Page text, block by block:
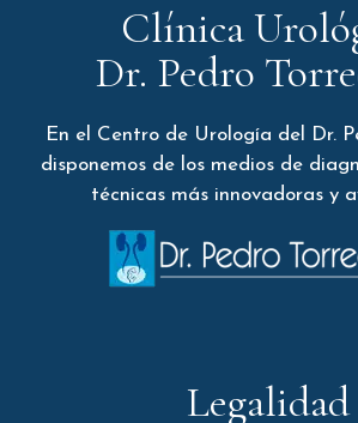
Clínica
Dr. Pedro
En el Centro de Urología del Dr.
disponemos de los medios de
técnicas más innovadoras y
Legalidad